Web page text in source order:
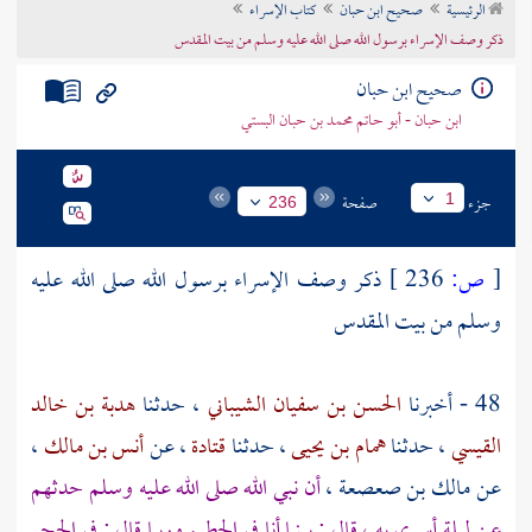
تراجم الأعلام
الرئيسية صحيح ابن حبان
كتاب الإسراء
ذكر وصف الإسراء برسول الله صلى الله عليه وسلم من بيت المقدس
صحيح ابن حبان
ابن حبان - أبو حاتم محمد بن حبان البستي
جزء 1 صفحة 236
[ ص:
ذكر وصف الإسراء برسول الله صلى الله عليه
وسلم منبيت المقدس
48 - أخبرنا
الحسن بن سفيان الشيباني ، حدثناهدبة بن خالد
القيسي، حدثناهمام بن يحيى، حدثناقتادة، عنأنس بن مالك،
عنمالك بن صعصعة،أن نبي الله صلى الله عليه وسلم حدثهم